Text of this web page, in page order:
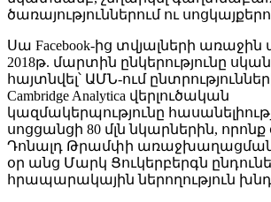
ծառայություններում ու
Սա Facebook-ից տվյալների
2018թ. մարտին ընկերությունը
հայտնվել՝ ԱՄՆ-ում
Cambridge Analytica վերլուծական
կազմակերպությունը
սոցցանցի 80 մլն նկարներին,
Դոնալդ Թրամփի
օր անց Մարկ Ցուկերբերգն
հրապարակային ներողություն